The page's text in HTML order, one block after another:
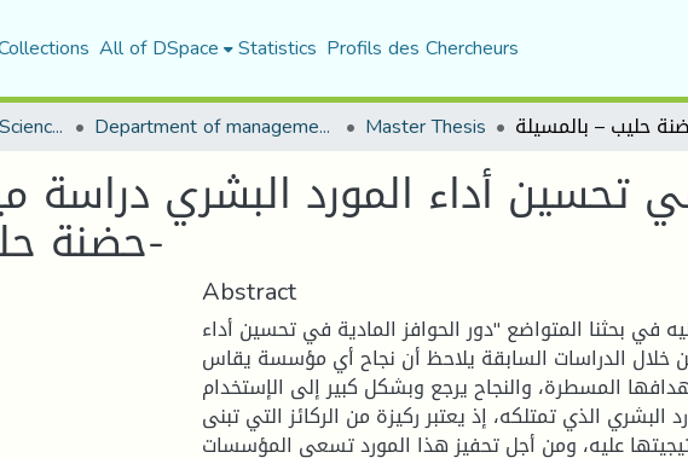
All of DSpace Statistics Profils des Chercheurs
Faculty of Economic Sciences, Commerce and Management Sciences Department of management sciences Master Thesis
تحسين أداء المورد البشري
حضنة حليب – بالمسيلة-
Abstract
في بحثنا المتواضع "دور الحوافز المادية في تحسين أداء
خلال الدراسات السابقة يلاحظ أن نجاح أي مؤسسة يقاس
المسطرة، والنجاح يرجع وبشكل كبير إلى الإستخدام
البشري الذي تمتلكه، إذ يعتبر ركيزة من الركائز التي تبنى
عليه، ومن أجل تحفيز هذا المورد تسعى المؤسسات